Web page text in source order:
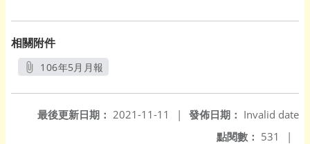
相關附件
106年5月月報
發佈日期： Invalid date
最後更新日期： 2021-11-11
|
點閱數： 531 |